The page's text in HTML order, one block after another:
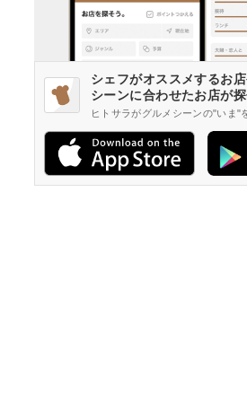
シェフがオススメするお
シーンに合わせたお店が
ヒトサラがグルメシーンの"いま"